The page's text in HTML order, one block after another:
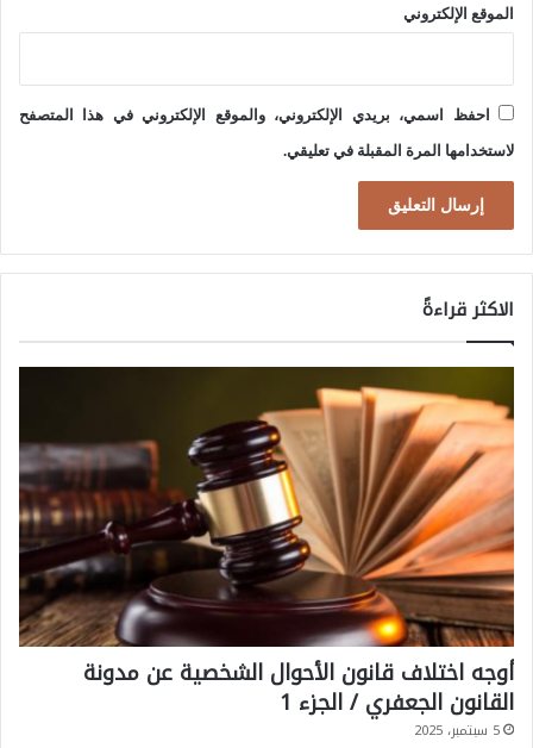
ت
ر
ا
ب
ل
ث
ن
ي
ة
*
الموقع الإلكتروني
احفظ اسمي، بريدي الإلكتروني، والموقع الإلكتروني في هذا المتصفح
لاستخدامها المرة المقبلة في تعليقي.
الاكثر قراءةً
أوجه اختلاف قانون الأحوال الشخصية عن مدونة
القانون الجعفري / الجزء 1
5 سبتمبر، 2025